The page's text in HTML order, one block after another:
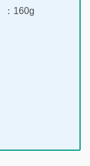
：160g